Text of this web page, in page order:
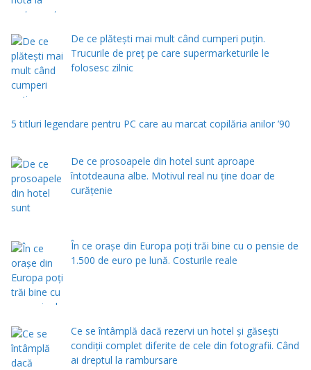
De ce plătești mai mult când cumperi puțin.
Trucurile de preț pe care supermarketurile le
folosesc zilnic
5 titluri legendare pentru PC care au marcat copilăria anilor ’90
De ce prosoapele din hotel sunt aproape
întotdeauna albe. Motivul real nu ține doar de
curățenie
În ce orașe din Europa poți trăi bine cu o pensie de
1.500 de euro pe lună. Costurile reale
Ce se întâmplă dacă rezervi un hotel și găsești
condiții complet diferite de cele din fotografii. Când
ai dreptul la rambursare